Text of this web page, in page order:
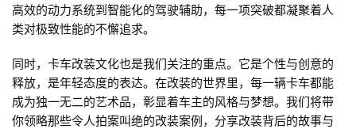
独
家
资
讯
高效的动力系统到智能化的驾驶辅助，每一项突破都凝聚着人
类对极致性能的不懈追求。
同时，卡车改装文化也是我们关注的重点。它是个性与创意的
释放，是年轻态度的表达。在改装的世界里，每一辆卡车都能
成为独一无二的艺术品，彰显着车主的风格与梦想。我们将带
你领略那些令人拍案叫绝的改装案例，分享改装背后的故事与